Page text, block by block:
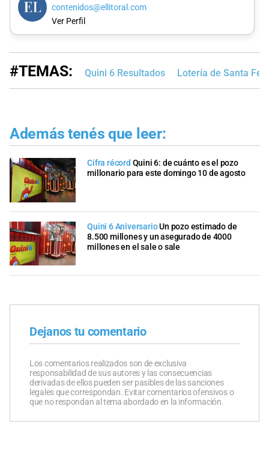
contenidos@ellitoral.com
Ver Perfil
#TEMAS: Quini 6 Resultados Lotería de Santa Fe
Además tenés que leer:
Cifra récord Quini 6: de cuánto es el pozo
millonario para este domingo 10 de agosto
Quini 6 AniversarioUn pozo estimado de
8.500 millones y un asegurado de 4000
millones en el sale o sale
Dejanos tu comentario
Los comentarios realizados son de exclusiva
responsabilidad de sus autores y las consecuencias
derivadas de ellos pueden ser pasibles de las sanciones
legales que correspondan. Evitar comentarios ofensivos o
que no respondan al tema abordado en la información.